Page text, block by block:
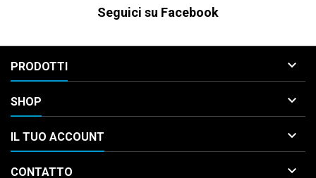
Seguici su Facebook
PRODOTTI 
SHOP 
IL TUO ACCOUNT 
CONTATTO 